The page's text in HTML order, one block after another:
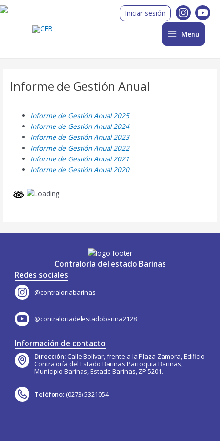
Ir
al
Main
MenuMenú
Iniciar sesión
Informe de Gestión Anual
Informe de Gestión Anual 2025
Informe de Gestión Anual 2024
Informe de Gestión Anual 2023
Informe de Gestión Anual 2022
Informe de Gestión Anual 2021
Informe de Gestión Anual 2020
Contraloría del estado Barinas
Redes sociales
@contraloriabarinas
@contraloriadelestadobarina2128
Información de contacto
Dirección: Calle Bolívar, frente a la Plaza Zamora, Edificio
Contraloría del Estado Barinas Parroquia Barinas,
Municipio Barinas, Estado Barinas, ZP 5201.
Teléfono: (0273) 5321054